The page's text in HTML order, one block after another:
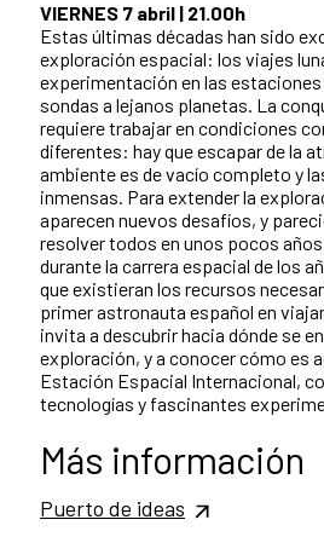
VIERNES 7 abril | 21.00h
Estas últimas décadas han sido
exploración espacial: los viajes
experimentación en las estaciones
sondas a lejanos planetas. La
requiere trabajar en condiciones
diferentes: hay que escapar de la
ambiente es de vacío completo y
inmensas. Para extender la
aparecen nuevos desafíos, y
resolver todos en unos pocos
durante la carrera espacial de los
que existieran los recursos
primer astronauta español en
invita a descubrir hacia dónde se
exploración, y a conocer cómo es
Estación Espacial Internacional,
tecnologías y fascinantes
Más información
Puerto de ideas